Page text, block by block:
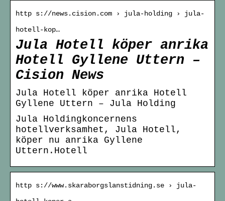
http s://news.cision.com › jula-holding › jula-
hotell-kop…
Jula Hotell köper anrika
Hotell Gyllene Uttern –
Cision News
Jula Hotell köper anrika Hotell
Gyllene Uttern – Jula Holding
Jula Holdingkoncernens
hotellverksamhet, Jula Hotell,
köper nu anrika Gyllene
Uttern.Hotell
http s://www.skaraborgslanstidning.se › jula-